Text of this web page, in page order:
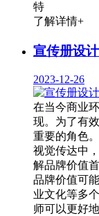
特
了解详情+
宣传册设
2023-12-26
在当今商业
现。为了有
重要的角色
视觉传达中
解品牌价值
品牌价值可
业文化等多
师可以更好